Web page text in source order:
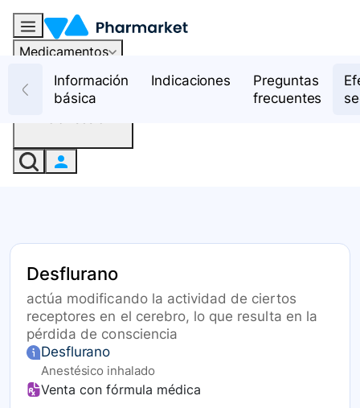
Medicamentos
RecursosInformación
básica
Indicaciones
Preguntas
frecuentes
Desflurano
actúa modificando la actividad de ciertos
receptores en el cerebro, lo que resulta en la
pérdida de consciencia
Desflurano
Anestésico inhalado
Venta con fórmula médica